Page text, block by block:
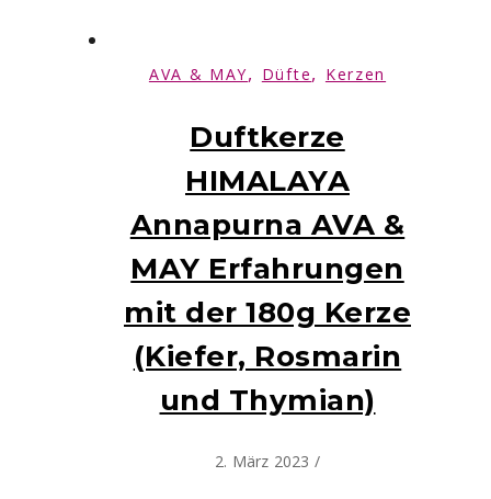
AVA & MAY, Düfte, Kerzen
Duftkerze
HIMALAYA
Annapurna AVA &
MAY Erfahrungen
mit der 180g Kerze
(Kiefer, Rosmarin
und Thymian)
2. März 2023 /